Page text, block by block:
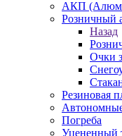
АКП
Розничный
Назад
Очки
Резиновая
Погреба
Уцененный